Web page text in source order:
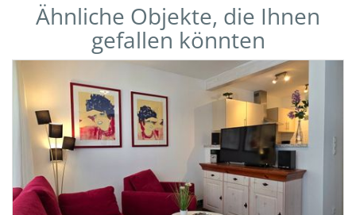
Ähnliche Objekte, die Ihnen
gefallen könnten